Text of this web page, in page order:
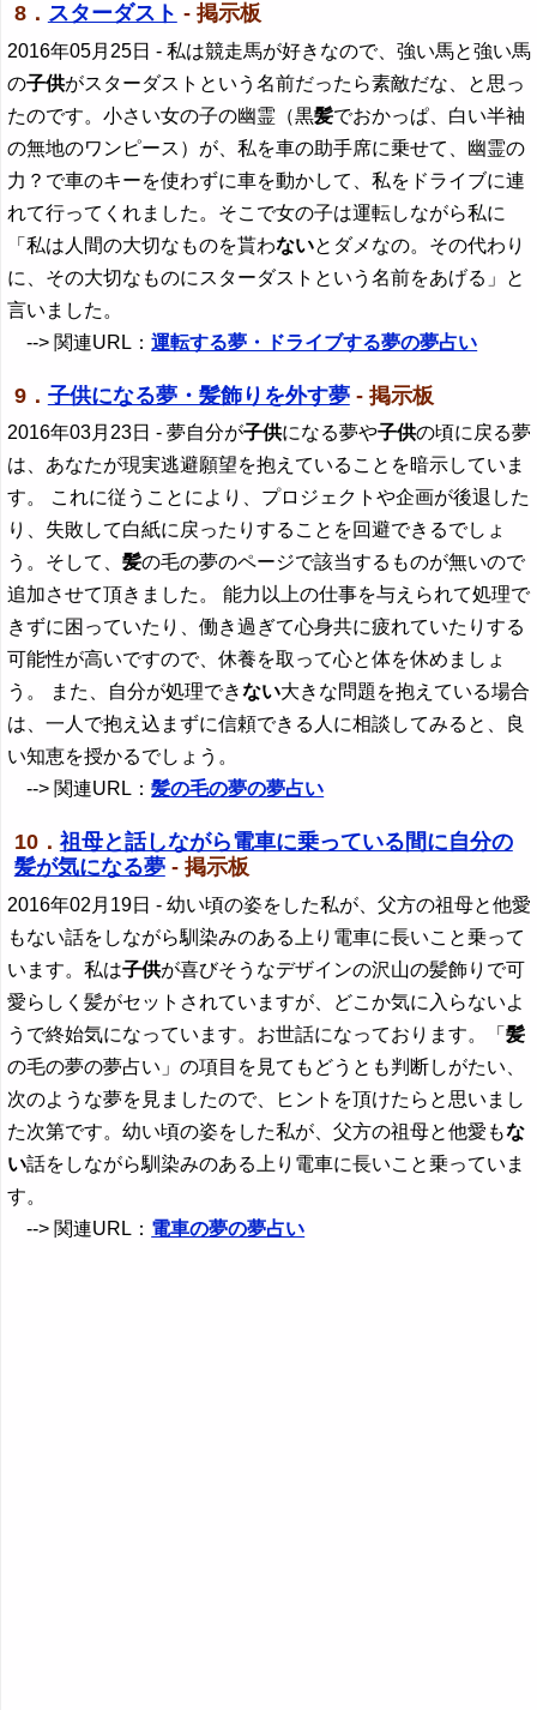
8． スターダスト - 掲示板
2016年05月25日 - 私は競走馬が好きなので、強い馬と強い馬
の子供がスターダストという名前だったら素敵だな、と思っ
たのです。小さい女の子の幽霊（黒髪でおかっぱ、白い半袖
の無地のワンピース）が、私を車の助手席に乗せて、幽霊の
力？で車のキーを使わずに車を動かして、私をドライブに連
れて行ってくれました。そこで女の子は運転しながら私に
「私は人間の大切なものを貰わないとダメなの。その代わり
に、その大切なものにスターダストという名前をあげる」と
言いました。
--> 関連URL：運転する夢・ドライブする夢の夢占い
9． 子供になる夢・髪飾りを外す夢- 掲示板
2016年03月23日 - 夢自分が子供になる夢や子供の頃に戻る夢
は、あなたが現実逃避願望を抱えていることを暗示していま
す。 これに従うことにより、プロジェクトや企画が後退した
り、失敗して白紙に戻ったりすることを回避できるでしょ
う。そして、髪の毛の夢のページで該当するものが無いので
追加させて頂きました。 能力以上の仕事を与えられて処理で
きずに困っていたり、働き過ぎて心身共に疲れていたりする
可能性が高いですので、休養を取って心と体を休めましょ
う。 また、自分が処理できない大きな問題を抱えている場合
は、一人で抱え込まずに信頼できる人に相談してみると、良
い知恵を授かるでしょう。
--> 関連URL：髪の毛の夢の夢占い
10． 祖母と話しながら電車に乗っている間に自分の
髪が気になる夢- 掲示板
2016年02月19日 - 幼い頃の姿をした私が、父方の祖母と他愛
もない話をしながら馴染みのある上り電車に長いこと乗って
います。私は子供が喜びそうなデザインの沢山の髪飾りで可
愛らしく髪がセットされていますが、どこか気に入らないよ
うで終始気になっています。お世話になっております。「髪
の毛の夢の夢占い」の項目を見てもどうとも判断しがたい、
次のような夢を見ましたので、ヒントを頂けたらと思いまし
た次第です。幼い頃の姿をした私が、父方の祖母と他愛もな
い話をしながら馴染みのある上り電車に長いこと乗っていま
す。
--> 関連URL： 電車の夢の夢占い